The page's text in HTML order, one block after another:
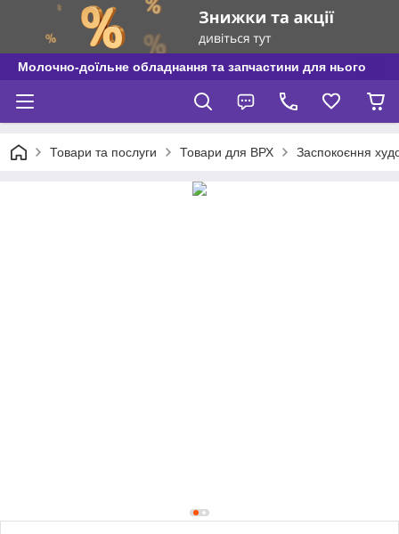
Молочно-доїльне обладнання та запчастини для нього
Товари та послуги Товари для ВРХ Заспокоєння